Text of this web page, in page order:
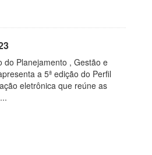
do Planejamento , Gestão e
a 5ª edição do Perfil
eletrônica que reúne as